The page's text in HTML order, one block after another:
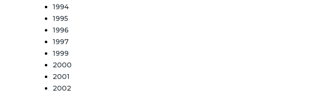
1994
1995
1996
1997
1999
2000
2001
2002